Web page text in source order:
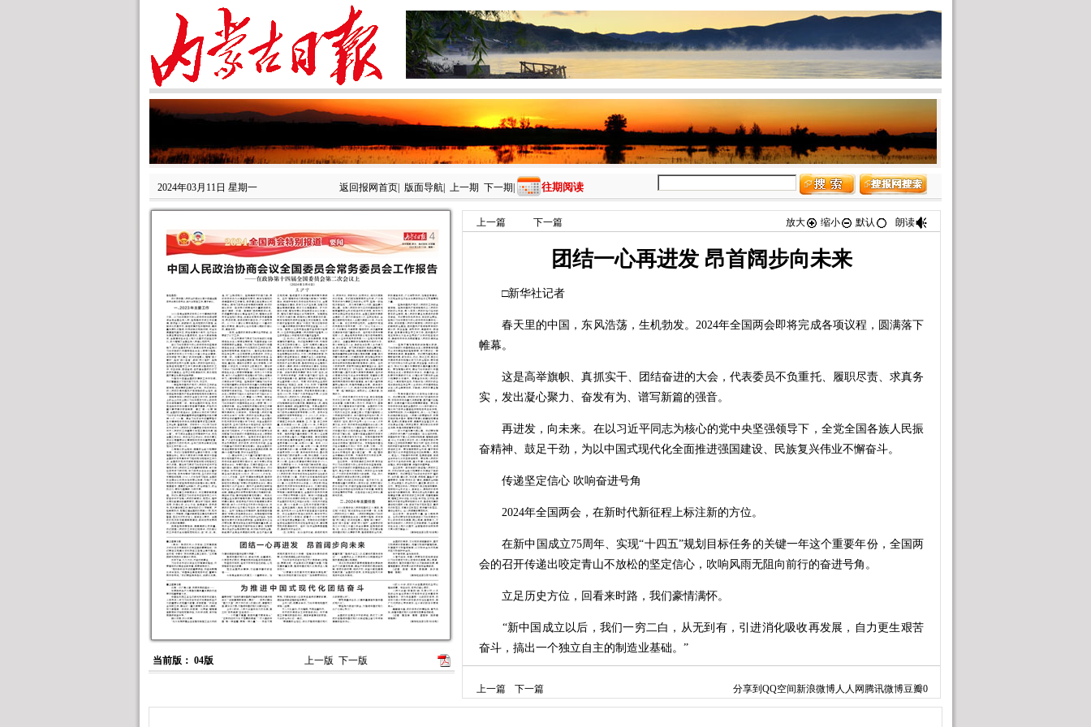
2024年03月11日 星期一 返回报网首页 版面导航 上一期 下一期 往期阅读
当前版： 04版 上一版 下一版
上一篇 下一篇 放大 缩小 默认 朗读
团结一心再进发 昂首阔步向未来
□新华社记者
春天里的中国，东风浩荡，生机勃发。2024年全国两会即将完成各项议程，圆满落下
帷幕。
这是高举旗帜、真抓实干、团结奋进的大会，代表委员不负重托、履职尽责、求真务
实，发出凝心聚力、奋发有为、谱写新篇的强音。
再进发，向未来。在以习近平同志为核心的党中央坚强领导下，全党全国各族人民振
奋精神、鼓足干劲，为以中国式现代化全面推进强国建设、民族复兴伟业不懈奋斗。
传递坚定信心 吹响奋进号角
2024年全国两会，在新时代新征程上标注新的方位。
在新中国成立75周年、实现“十四五”规划目标任务的关键一年这个重要年份，全国两
会的召开传递出咬定青山不放松的坚定信心，吹响风雨无阻向前行的奋进号角。
立足历史方位，回看来时路，我们豪情满怀。
“新中国成立以后，我们一穷二白，从无到有，引进消化吸收再发展，自力更生艰苦
奋斗，搞出一个独立自主的制造业基础。”
孙景南代表讲述见证我国轨道交通从追赶者到领跑者的发展历程，深有感触地说。
上一篇 下一篇 分享到 QQ空间新浪微博人人网 腾讯微博豆瓣0